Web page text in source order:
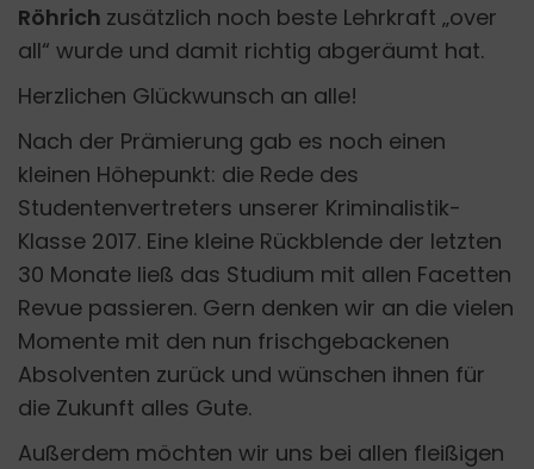
Röhrich zusätzlich noch beste Lehrkraft „over
all“ wurde und damit richtig abgeräumt hat.
Herzlichen Glückwunsch an alle!
Nach der Prämierung gab es noch einen
kleinen Höhepunkt: die Rede des
Studentenvertreters unserer Kriminalistik-
Klasse 2017. Eine kleine Rückblende der letzten
30 Monate ließ das Studium mit allen Facetten
Revue passieren. Gern denken wir an die vielen
Momente mit den nun frischgebackenen
Absolventen zurück und wünschen ihnen für
die Zukunft alles Gute.
Außerdem möchten wir uns bei allen fleißigen